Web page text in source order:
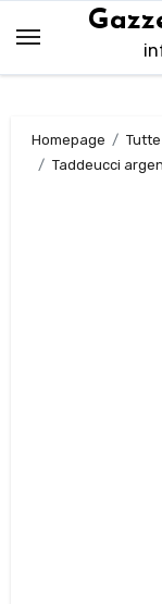
contenuto
Homepage
Taddeucci